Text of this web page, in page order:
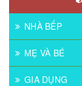
NHÀ BẾP
MẸ VÀ BÉ
GIA DỤNG